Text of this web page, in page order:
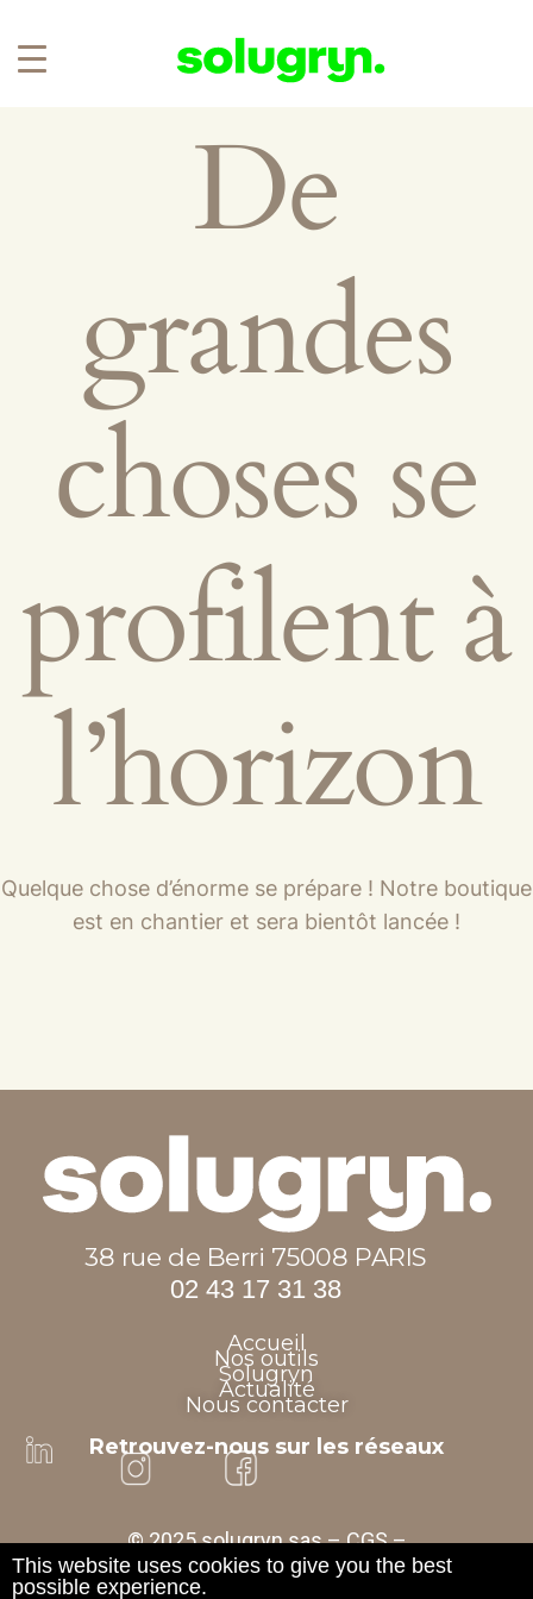
De
grandes
choses se
profilent à
l’horizon
Quelque chose d’énorme se prépare ! Notre boutique
est en chantier et sera bientôt lancée !
38 rue de Berri 75008 PARIS
02 43 17 31 38
Accueil
Nos outils
Solugryn
Actualité
Nous contacter
Retrouvez-nous sur les réseaux
© 2025 solugryn sas –CGS–
Mentions légales
This website uses cookies to give you the best
possible experience.